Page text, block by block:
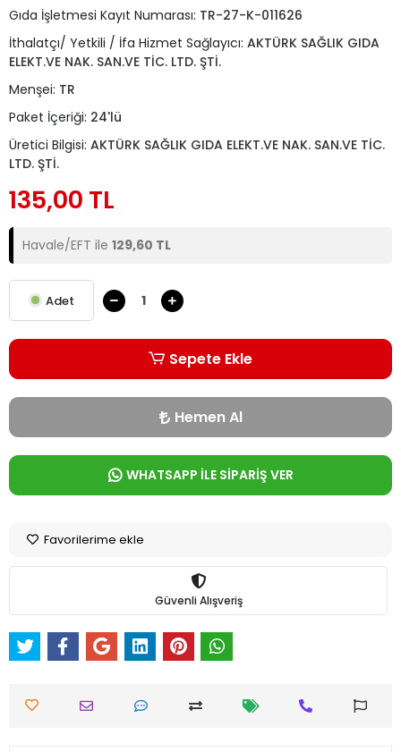
Gıda İşletmesi Kayıt Numarası: TR-27-K-011626
İthalatçı/ Yetkili / İfa Hizmet Sağlayıcı: AKTÜRK SAĞLIK GIDA
ELEKT.VE NAK. SAN.VE TİC. LTD. ŞTİ.
Menşei: TR
Paket İçeriği: 24'lü
Üretici Bilgisi: AKTÜRK SAĞLIK GIDA ELEKT.VE NAK. SAN.VE TİC.
LTD. ŞTİ.
135,00 TL
Havale/EFT ile 129,60 TL
Adet
Sepete Ekle
Hemen Al
WHATSAPP İLE SİPARİŞ VER
Favorilerime ekle
Güvenli Alışveriş